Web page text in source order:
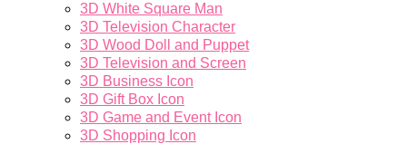
3D White Square Man
3D Television Character
3D Wood Doll and Puppet
3D Television and Screen
3D Business Icon
3D Gift Box Icon
3D Game and Event Icon
3D Shopping Icon